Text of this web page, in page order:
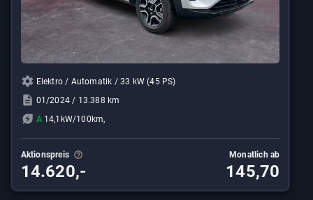
Elektro / Automatik / 33 kW (45 PS)
01/2024 / 13.388 km
A 14,1kW/100km,
Aktionspreis
14.620,-
Monatlich ab
145,70